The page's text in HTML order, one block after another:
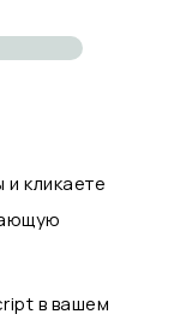
кликаете
в вашем